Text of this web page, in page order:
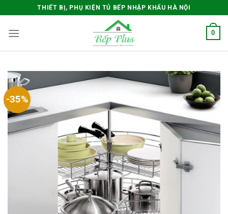
to
content
THIẾT BỊ, PHỤ KIỆN TỦ BẾP NHẬP KHẨU HÀ NỘI
0
-35%